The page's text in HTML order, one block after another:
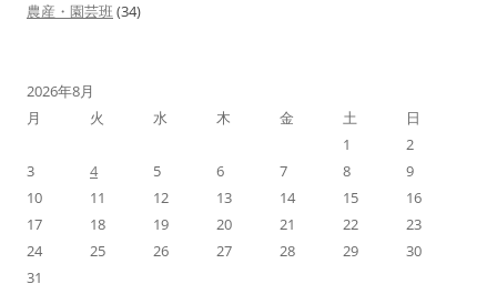
農産・園芸班(34)
2026年8月
月
火 水 木 金 土
日
1
2
3
4 5 6 7 8
9
10
11 12 13 14 15
16
17
18 19 20 21 22
23
24
25 26 27 28 29
30
31